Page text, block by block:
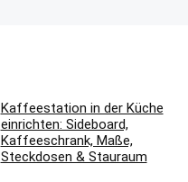
Kaffeestation in der Küche
einrichten: Sideboard,
Kaffeeschrank, Maße,
Steckdosen & Stauraum